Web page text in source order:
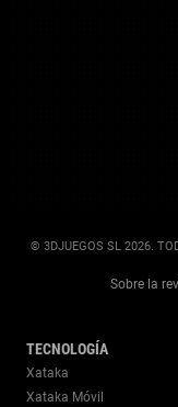
© 3DJUEGOS SL 2026.
Sobre la
TECNOLOGÍA
Xataka
Xataka Móvil